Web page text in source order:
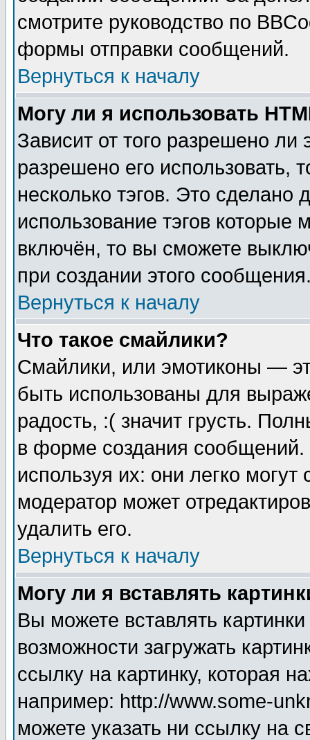
смотрите руководство по
формы отправки сообщений.
Вернуться к началу
Могу ли я использовать
Зависит от того разрешено
разрешено его использовать,
несколько тэгов. Это сделано
использование тэгов
включён, то вы сможете
при создании этого
Вернуться к началу
Что такое смайлики?
Смайлики, или эмотиконы —
быть использованы для
радость, :( значит грусть.
в форме создания сообщений.
используя их: они легко
модератор может
удалить его.
Вернуться к началу
Могу ли я вставлять
Вы можете вставлять
возможности загружать
ссылку на картинку, которая
например: http://www.some-
можете указать ни ссылку на